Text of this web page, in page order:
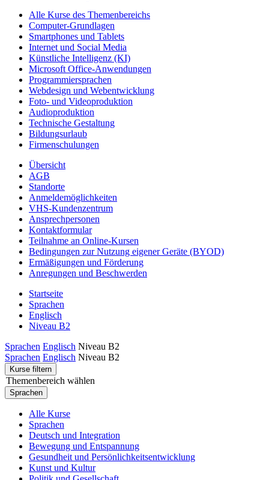
Alle Kurse des Themenbereichs
Computer-Grundlagen
Smartphones und Tablets
Internet und Social Media
Künstliche Intelligenz (KI)
Microsoft Office-Anwendungen
Programmiersprachen
Webdesign und Webentwicklung
Foto- und Videoproduktion
Audioproduktion
Technische Gestaltung
Bildungsurlaub
Firmenschulungen
Übersicht
AGB
Standorte
Anmeldemöglichkeiten
VHS-Kundenzentrum
Ansprechpersonen
Kontaktformular
Teilnahme an Online-Kursen
Bedingungen zur Nutzung eigener Geräte (BYOD)
Ermäßigungen und Förderung
Anregungen und Beschwerden
Startseite
Sprachen
Englisch
Niveau B2
Sprachen Englisch Niveau B2
Sprachen Englisch Niveau B2
Kurse filtern
Themenbereich wählen
Sprachen
Alle Kurse
Sprachen
Deutsch und Integration
Bewegung und Entspannung
Gesundheit und Persönlichkeitsentwicklung
Kunst und Kultur